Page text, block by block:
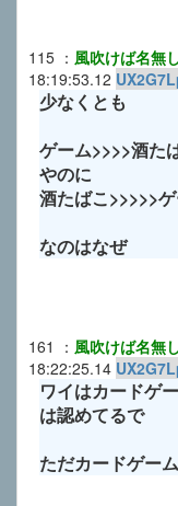
115 ： 風吹けば名無
18:19:53.12
少なくとも
ゲーム>>>>酒た
やのに
酒たばこ>>>>>
なのはなぜ
161 ： 風吹けば名無
18:22:25.14
ワイはカードゲ
は認めてるで
ただカードゲー